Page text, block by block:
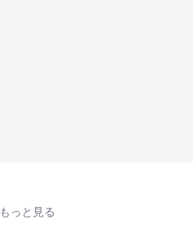
もっと見る